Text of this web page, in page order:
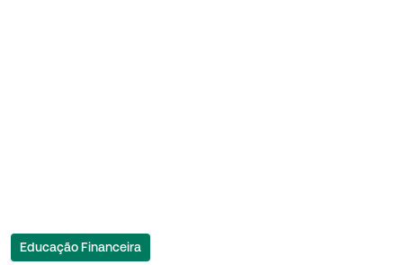
Educação Financeira